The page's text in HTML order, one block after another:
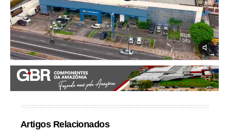
Artigos Relacionados